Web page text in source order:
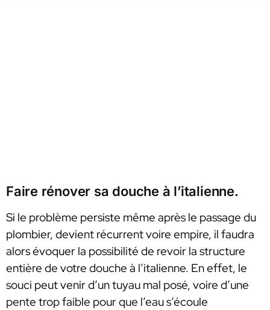
Faire rénover sa douche à l’italienne.
Si le problème persiste même après le passage du
plombier, devient récurrent voire empire, il faudra
alors évoquer la possibilité de revoir la structure
entière de votre douche à l’italienne. En effet, le
souci peut venir d’un tuyau mal posé, voire d’une
pente trop faible pour que l’eau s’écoule